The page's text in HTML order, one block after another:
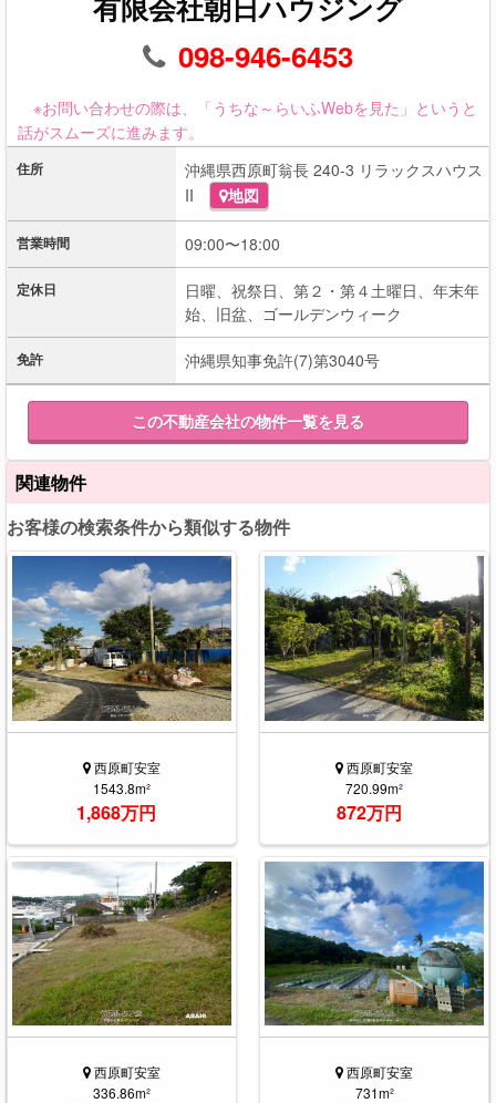
098-946-6453
※お問い合わせの際は、「うちな～らいふWebを見た」というと
話がスムーズに進みます。
住所
沖縄県西原町翁長 240-3 リラックスハウス
II
地図
営業時間 09:00〜18:00
定休日
日曜、祝祭日、第２・第４土曜日、年末年
始、旧盆、ゴールデンウィーク
免許 沖縄県知事免許(7)第3040号
この不動産会社の物件一覧を見る
関連物件
お客様の検索条件から類似する物件
西原町安室
1543.8m²
1,868万円
西原町安室
720.99m²
872万円
西原町安室
336.86m²
西原町安室
731m²